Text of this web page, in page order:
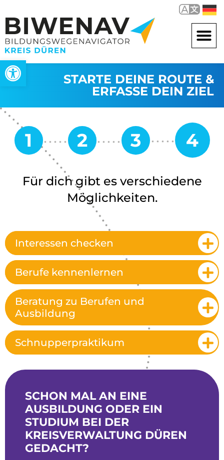
Werkzeugleiste öffnen
STARTE DEINE ROUTE &
ERFASSE DEIN ZIEL
Für dich gibt es verschiedene
Möglichkeiten.
Interessen checken
Berufe kennenlernen
Beratung zu Berufen und
Ausbildung
Schnupperpraktikum
SCHON MAL AN EINE
AUSBILDUNG ODER EIN
STUDIUM BEI DER
KREISVERWALTUNG DÜREN
GEDACHT?